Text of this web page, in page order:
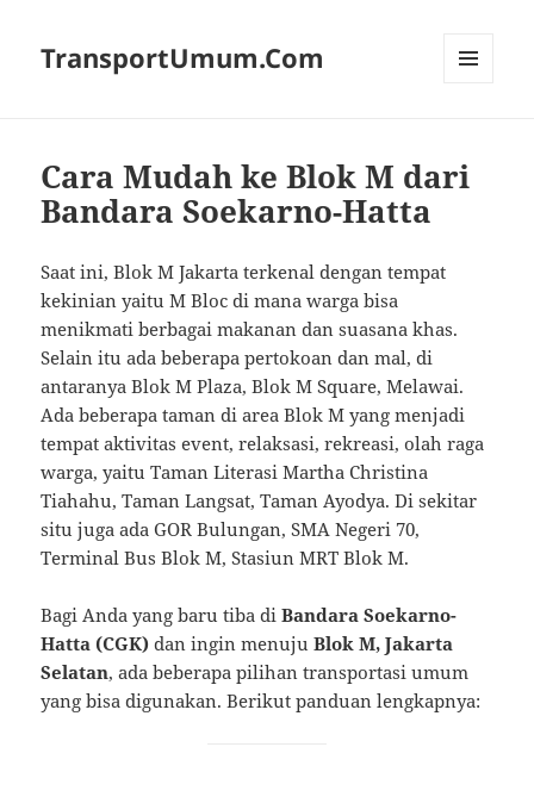
TransportUmum.Com
Cara Mudah ke Blok M dari
Bandara Soekarno-Hatta
Saat ini, Blok M Jakarta terkenal dengan tempat
kekinian yaitu M Bloc di mana warga bisa
menikmati berbagai makanan dan suasana khas.
Selain itu ada beberapa pertokoan dan mal, di
antaranya Blok M Plaza, Blok M Square, Melawai.
Ada beberapa taman di area Blok M yang menjadi
tempat aktivitas event, relaksasi, rekreasi, olah raga
warga, yaitu Taman Literasi Martha Christina
Tiahahu, Taman Langsat, Taman Ayodya. Di sekitar
situ juga ada GOR Bulungan, SMA Negeri 70,
Terminal Bus Blok M, Stasiun MRT Blok M.
Bagi Anda yang baru tiba diBandara Soekarno-
Hatta (CGK) dan ingin menujuBlok M, Jakarta
Selatan, ada beberapa pilihan transportasi umum
yang bisa digunakan. Berikut panduan lengkapnya: